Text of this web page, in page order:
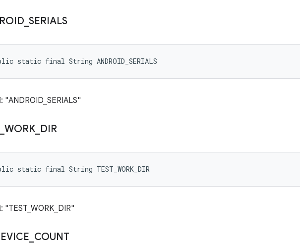
SERIALS
static final String ANDROID_SERIALS
"ANDROID_SERIALS"
WORK DIR
static final String TEST_WORK_DIR
"TEST_WORK_DIR"
COUNT